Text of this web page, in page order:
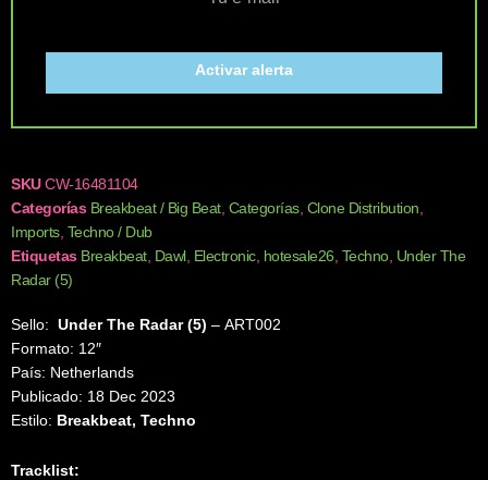
Activar alerta
SKUCW-16481104
Categorías Breakbeat / Big Beat, Categorías, Clone Distribution
Imports, Techno / Dub
Etiquetas Breakbeat, Dawl, Electronic, hotesale26 Techno, Under The
Radar (5)
Sello: Under The Radar (5) ‎– ART002
Formato: 12″
País: Netherlands
Publicado: 18 Dec 2023
Estilo: Breakbeat, Techno
Tracklist: